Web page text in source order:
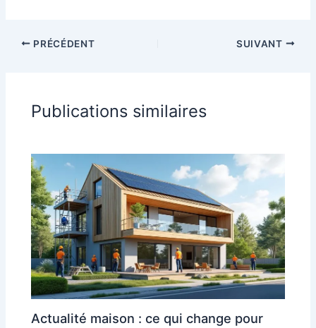
PRÉCÉDENT SUIVANT
Publications similaires
Actualité maison : ce qui change pour